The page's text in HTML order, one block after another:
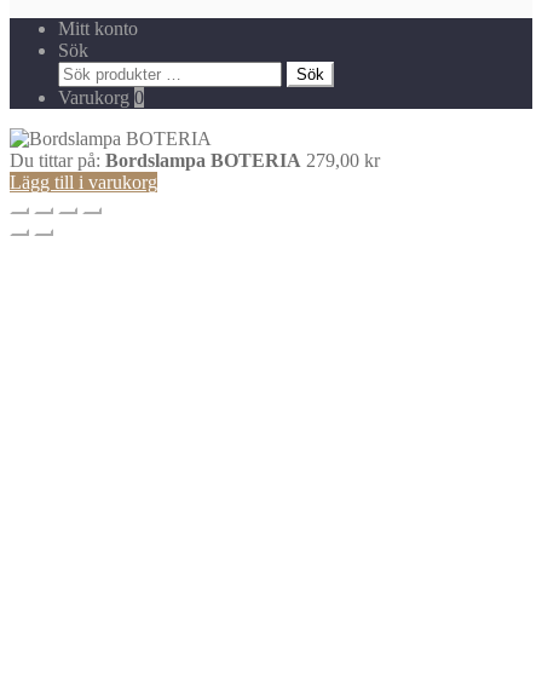
Mitt konto
Sök
Sök
efter:
Sök
Varukorg 0
Du tittar på: Bordslampa BOTERIA 279,00 kr
Lägg till i varukorg